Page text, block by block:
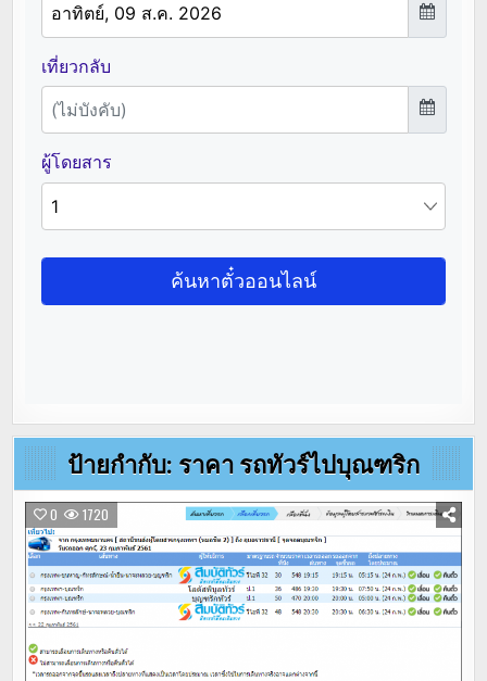
ป้ายกำกับ: ราคา รถทัวร์ไปบุณฑริก
0 1720